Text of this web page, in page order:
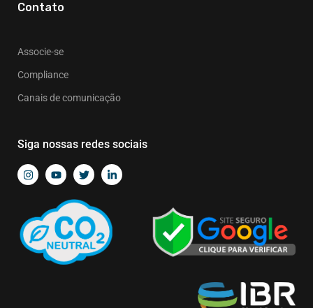
Contato
Associe-se
Compliance
Canais de comunicação
Siga nossas redes sociais